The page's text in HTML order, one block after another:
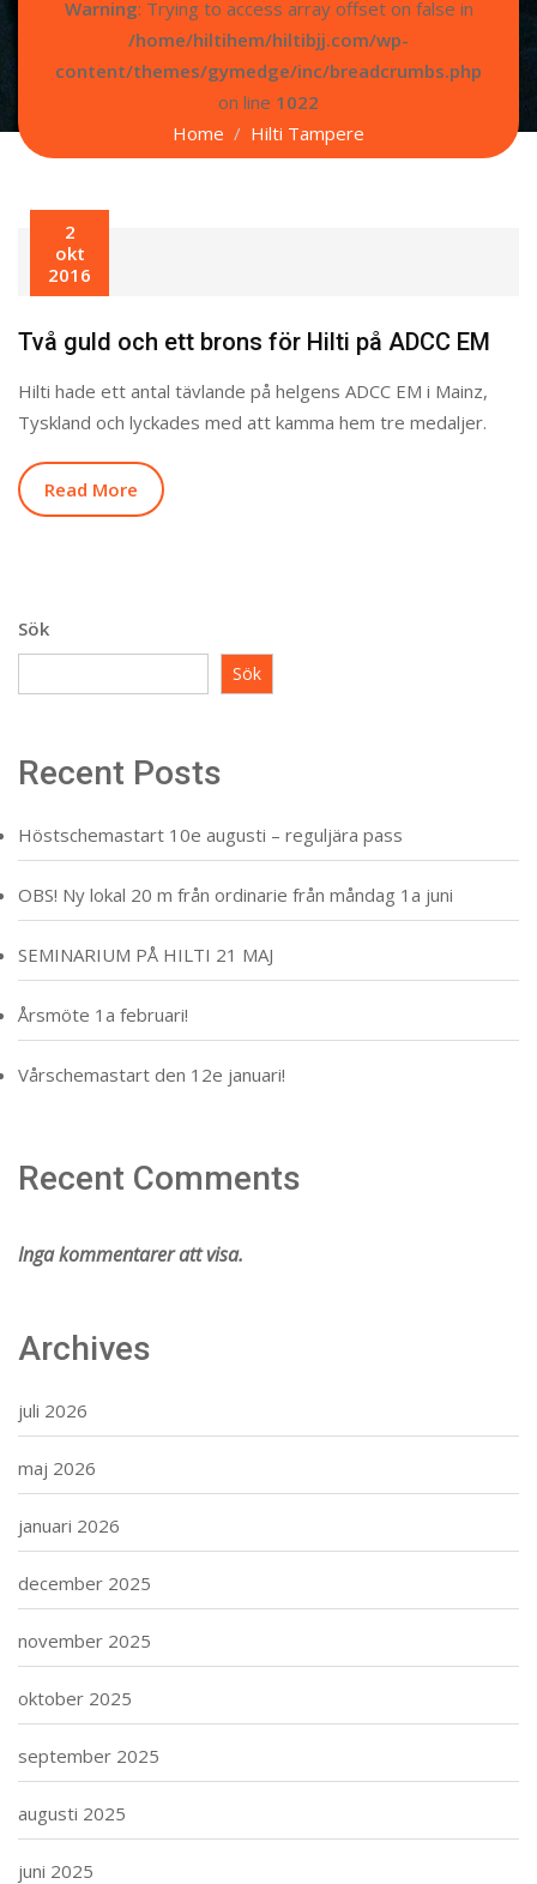
Warning: Trying to access array offset on false in
/home/hiltihem/hiltibjj.com/wp-
content/themes/gymedge/inc/breadcrumbs.php
on line 1022
Home
Hilti Tampere
2
okt
2016
Två guld och ett brons för Hilti på ADCC EM
Hilti hade ett antal tävlande på helgens ADCC EM i Mainz,
Tyskland och lyckades med att kamma hem tre medaljer.
Read More
Sök
Sök
Recent Posts
Höstschemastart 10e augusti – reguljära pass
OBS! Ny lokal 20 m från ordinarie från måndag 1a juni
SEMINARIUM PÅ HILTI 21 MAJ
Årsmöte 1a februari!
Vårschemastart den 12e januari!
Recent Comments
Inga kommentarer att visa.
Archives
juli 2026
maj 2026
januari 2026
december 2025
november 2025
oktober 2025
september 2025
augusti 2025
juni 2025